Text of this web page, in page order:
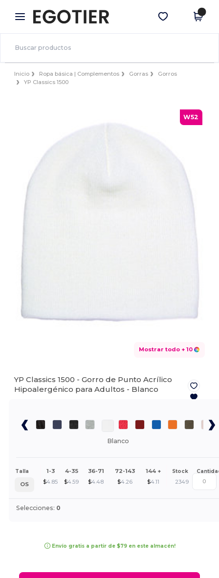
× App de Egotier
¡Mejores precios en app!
Descargar app
Inicio Ropa básica | Complementos Gorras
Gorros
YP Classics 1500
W52
Mostrar todo + 10
YP Classics 1500 - Gorro de Punto Acrílico
Hipoalergénico para Adultos - Blanco
Blanco
Talla 1-3 4-35 36-71 72-143 144 + Stock
OS $4.85 $4.59 $4.48 $4.26 $4.11 2349
Selecciones: 0
Envío gratis a partir de $79 en este almacén!